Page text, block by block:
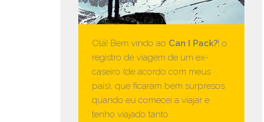
Olá! Bem vindo ao Can I Pack?! o
registro de viagem de um ex-
caseiro (de acordo com meus
pais), que ficaram bem surpresos
quando eu comecei a viajar e
tenho viajado tanto.